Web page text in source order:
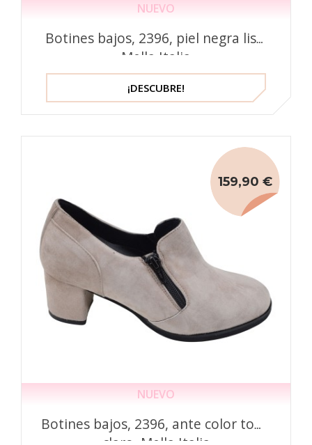
NUEVO
Botines bajos, 2396, piel negra lisa,
Mella Italia
¡DESCUBRE!
NUEVO
Botines bajos, 2396, ante color topo
159,90 €